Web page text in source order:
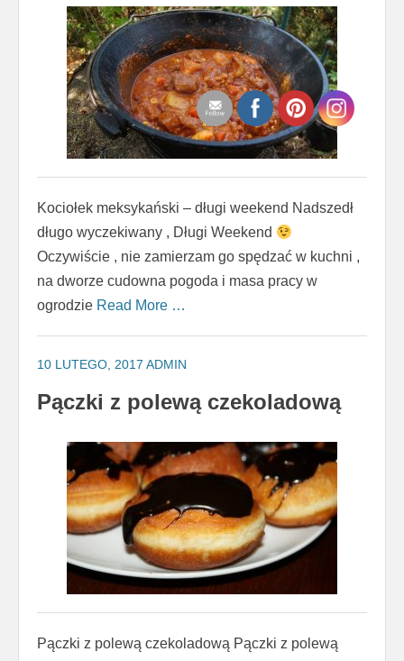
Kociołek meksykański – długi weekend Nadszedł
długo wyczekiwany , Długi Weekend
Oczywiście , nie zamierzam go spędzać w kuchni ,
na dworze cudowna pogoda i masa pracy w
ogrodzie Read More …
10 LUTEGO, 2017 ADMIN
Pączki z polewą czekoladową
Pączki z polewą czekoladową Pączki z polewą